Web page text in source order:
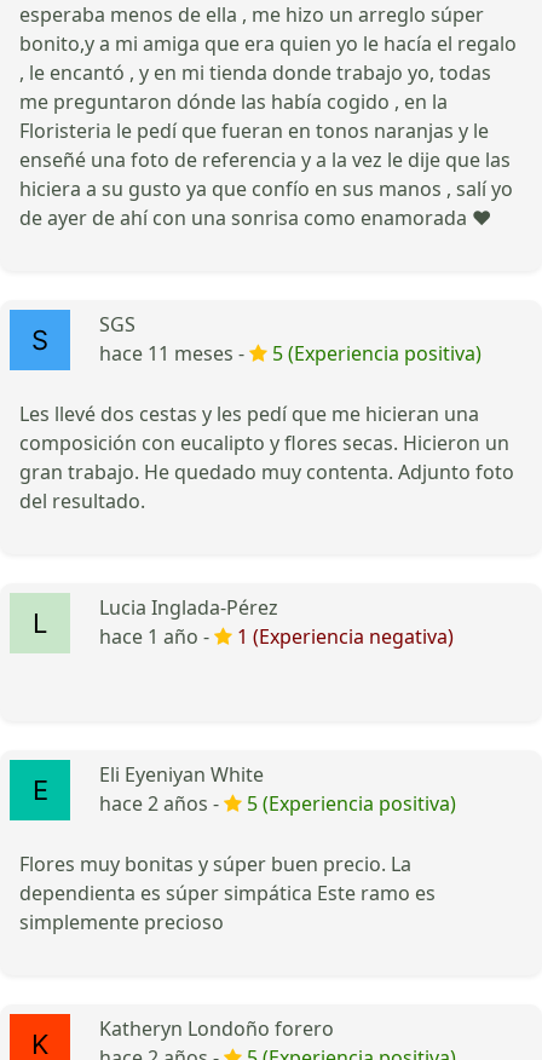
esperaba menos de ella , me hizo un arreglo súper
bonito,y a mi amiga que era quien yo le hacía el regalo
, le encantó , y en mi tienda donde trabajo yo, todas
me preguntaron dónde las había cogido , en la
Floristeria le pedí que fueran en tonos naranjas y le
enseñé una foto de referencia y a la vez le dije que las
hiciera a su gusto ya que confío en sus manos , salí yo
de ayer de ahí con una sonrisa como enamorada ❤️
SGS
hace 11 meses -
5 (Experiencia positiva)
Les llevé dos cestas y les pedí que me hicieran una
composición con eucalipto y flores secas. Hicieron un
gran trabajo. He quedado muy contenta. Adjunto foto
del resultado.
Lucia Inglada-Pérez
hace 1 año -
1 (Experiencia negativa)
Eli Eyeniyan White
hace 2 años -
5 (Experiencia positiva)
Flores muy bonitas y súper buen precio. La
dependienta es súper simpática Este ramo es
simplemente precioso
Katheryn Londoño forero